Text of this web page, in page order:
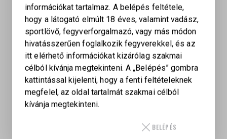
BENELLI M3 TACTICAL SPORT 12/76 20″ GHOST
RING, CYLINDER
983 250Ft
BENELLI RAFFAELLO LORD 12/76 30″
BŐRBORÍTÁSÚ TUSA
információkat tartalmaz. A belépés feltétele,
hogy a látogató elmúlt 18 éves, valamint vadász,
sportlövő, fegyverforgalmazó, vagy más módon
hivatásszerűen foglalkozik fegyverekkel, és az
itt elérhető információkat kizárólag szakmai
célból kívánja megtekinteni. A „Belépés” gombra
kattintással kijelenti, hogy a fenti feltételeknek
megfelel, az oldal tartalmát szakmai célból
kívánja megtekinteni.
BELÉPÉS